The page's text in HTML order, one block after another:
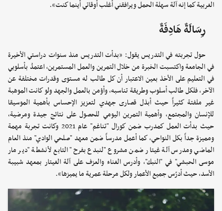
الغربية كما إنه آلة سهلة الحمل ويرافقني أغلب أوقاتي أينما كنت».
رِسَالَةٌ هَادِفَةٌ
حول تجربته في التدريس يقول: «بدأت التدريس منذ سنوات دراستي الأخيرة
في الجامعة واكتسبت الخبرة من خلال التمرين والعمل المستمرين، اعتمدُ بأسلوبي
في التعليم على الأخذ بعين الاعتبار أن كل طالب له مستوى وقدرات مختلفة عن
الآخر، فلكل طالب أسلوب وطريقة تناسبه، وأؤمن بالعمل والجهد ولو كانت الموهبة
غير ملفتة كثيراً حيث أبذل قصارى جهدي لتعزيز الإحساس بأهمية الموسيقا
للإنسان والمجتمع، وأهمية التمرين اليومي للحصول على نتائج جيدة ومرضية،
حيث بدأت العمل كمدرب ضمن كورال "تناغم" عام 2021 وكانت تجربة مهمة
ومميزة جداً بكل النواحي، كما أعمل مدرساً ضمن معهد "صلحي الوادي" منذ العام
الماضي ومدرس آلة غيتار ضمن مشروع "لنبدع بفرح" التابع لأنشطة "دير مار
موسى الحبشي" في "النبك"، وأدرس الغناء والعزف على آلة الغيتار بمعهد شبيبة
الأسد، حيث أدرّس جميع الأعمار ولكل مرحلة عمرية ما يميزها».